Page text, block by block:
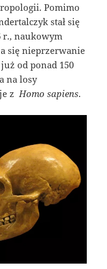
Pomimo
stał się
r., naukowym
się nieprzerwanie
od ponad 150
na losy
z
Homo sapiens.